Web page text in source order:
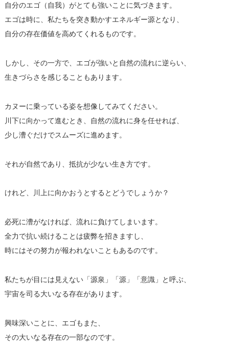
自分のエゴ（自我）がとても強いことに気づきます。
エゴは時に、私たちを突き動かすエネルギー源となり、
自分の存在価値を高めてくれるものです。
しかし、その一方で、エゴが強いと自然の流れに逆らい、
生きづらさを感じることもあります。
カヌーに乗っている姿を想像してみてください。
川下に向かって進むとき、自然の流れに身を任せれば、
少し漕ぐだけでスムーズに進めます。
それが自然であり、抵抗が少ない生き方です。
けれど、川上に向かおうとするとどうでしょうか？
必死に漕がなければ、流れに負けてしまいます。
全力で抗い続けることは疲弊を招きますし、
時にはその努力が報われないこともあるのです。
私たちが目には見えない「源泉」「源」「意識」と呼ぶ、
宇宙を司る大いなる存在があります。
興味深いことに、エゴもまた、
その大いなる存在の一部なのです。